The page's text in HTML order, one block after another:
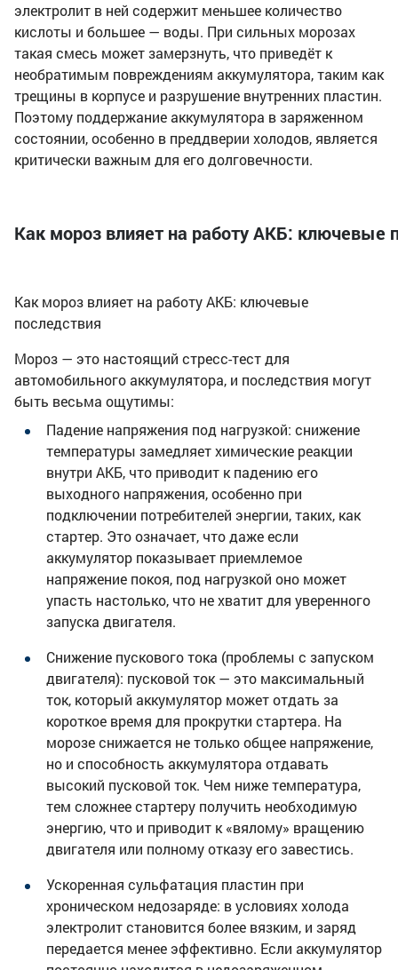
электролит в ней содержит меньшее количество
кислоты и большее — воды. При сильных морозах
такая смесь может замерзнуть, что приведёт к
необратимым повреждениям аккумулятора, таким как
трещины в корпусе и разрушение внутренних пластин.
Поэтому поддержание аккумулятора в заряженном
состоянии, особенно в преддверии холодов, является
критически важным для его долговечности.
Как мороз влияет на работу АКБ: ключевые
Как мороз влияет на работу АКБ: ключевые
последствия
Мороз — это настоящий стресс-тест для
автомобильного аккумулятора, и последствия могут
быть весьма ощутимы:
Падение напряжения под нагрузкой: снижение
температуры замедляет химические реакции
внутри АКБ, что приводит к падению его
выходного напряжения, особенно при
подключении потребителей энергии, таких, как
стартер. Это означает, что даже если
аккумулятор показывает приемлемое
напряжение покоя, под нагрузкой оно может
упасть настолько, что не хватит для уверенного
запуска двигателя.
Снижение пускового тока (проблемы с запуском
двигателя): пусковой ток — это максимальный
ток, который аккумулятор может отдать за
короткое время для прокрутки стартера. На
морозе снижается не только общее напряжение,
но и способность аккумулятора отдавать
высокий пусковой ток. Чем ниже температура,
тем сложнее стартеру получить необходимую
энергию, что и приводит к «вялому» вращению
двигателя или полному отказу его завестись.
Ускоренная сульфатация пластин при
хроническом недозаряде: в условиях холода
электролит становится более вязким, и заряд
передается менее эффективно. Если аккумулятор